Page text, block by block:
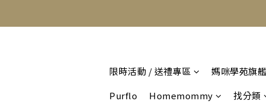
限時活動 / 送禮專區
媽咪學苑旗
Purflo
Homemommy 找分類